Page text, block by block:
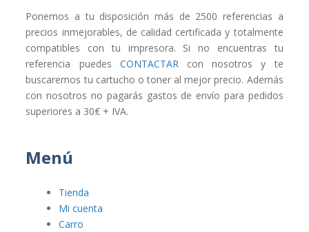
Ponemos a tu disposición más de 2500 referencias a
precios inmejorables, de calidad certificada y totalmente
compatibles con tu impresora. Si no encuentras tu
referencia puedes CONTACTAR con nosotros y te
buscaremos tu cartucho o toner al mejor precio. Además
con nosotros no pagarás gastos de envío para pedidos
superiores a 30€ + IVA.
Menú
Tienda
Mi cuenta
Carro